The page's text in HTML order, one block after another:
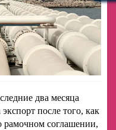
два месяца
после того, как
рамочном соглашении,